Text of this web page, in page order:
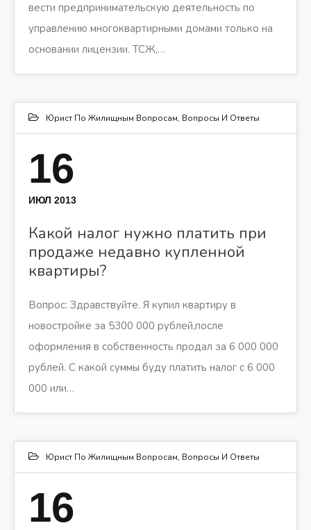
вести предпринимательскую деятельность по
управлению многоквартирными домами только на
основании лицензии. ТСЖ,…
Юрист По Жилищным Вопросам, Вопросы И Ответы
16
ИЮЛ 2013
Какой налог нужно платить при
продаже недавно купленной
квартиры?
Вопрос: Здравствуйте. Я купил квартиру в
новостройке за 5300 000 рублей,после
оформления в собственность продал за 6 000 000
рублей. С какой суммы буду платить налог с 6 000
000 или…
Юрист По Жилищным Вопросам, Вопросы И Ответы
16